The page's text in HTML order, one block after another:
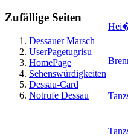
Zufällige Seiten
Dessauer Marsch
UserPagetugrisu
HomePage
Sehenswürdigkeiten
Dessau-Card
Notrufe Dessau